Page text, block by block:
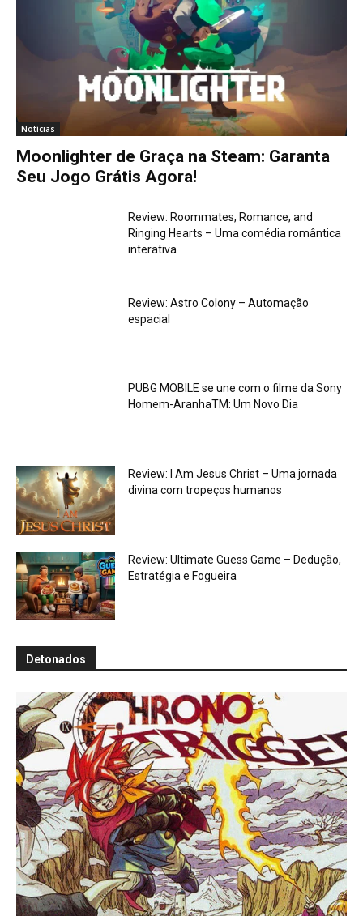
Notícias
Moonlighter de Graça na Steam: Garanta
Seu Jogo Grátis Agora!
Review: Roommates, Romance, and
Ringing Hearts – Uma comédia romântica
interativa
Review: Astro Colony – Automação
espacial
PUBG MOBILE se une com o filme da Sony
Homem-AranhaTM: Um Novo Dia
Review: I Am Jesus Christ – Uma jornada
divina com tropeços humanos
Review: Ultimate Guess Game – Dedução,
Estratégia e Fogueira
Detonados